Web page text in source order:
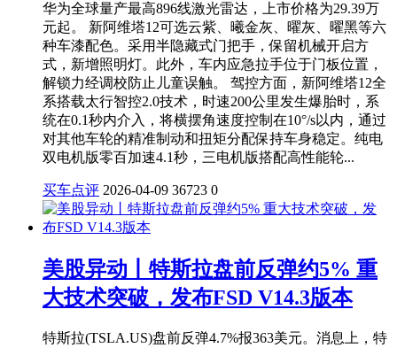
华为全球量产最高896线激光雷达，上市价格为29.39万
元起。 新阿维塔12可选云紫、曦金灰、曜灰、曜黑等六
种车漆配色。采用半隐藏式门把手，保留机械开启方
式，新增照明灯。此外，车内应急拉手位于门板位置，
解锁力经调校防止儿童误触。 驾控方面，新阿维塔12全
系搭载太行智控2.0技术，时速200公里发生爆胎时，系
统在0.1秒内介入，将横摆角速度控制在10°/s以内，通过
对其他车轮的精准制动和扭矩分配保持车身稳定。纯电
双电机版零百加速4.1秒，三电机版搭配高性能轮...
买车点评 2026-04-09 36723 0
美股异动丨特斯拉盘前反弹约5% 重
大技术突破，发布FSD V14.3版本
特斯拉(TSLA.US)盘前反弹4.7%报363美元。消息上，特